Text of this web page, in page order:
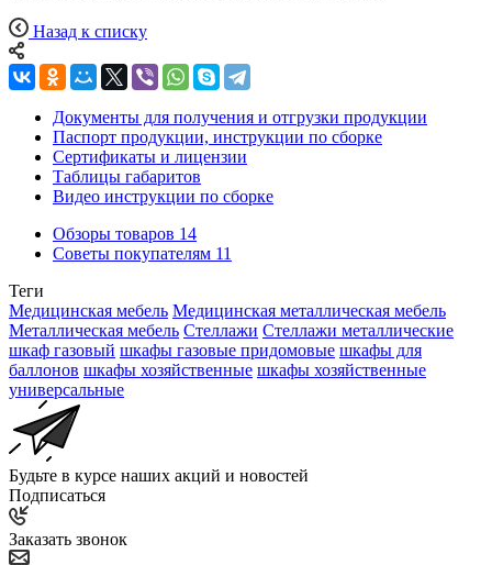
Назад к списку
Документы для получения и отгрузки продукции
Паспорт продукции, инструкции по сборке
Сертификаты и лицензии
Таблицы габаритов
Видео инструкции по сборке
Обзоры товаров 14
Советы покупателям 11
Теги
Медицинская мебель Медицинская металлическая мебель
Металлическая мебель Стеллажи Стеллажи металлические
шкаф газовый шкафы газовые придомовые шкафы для
баллонов шкафы хозяйственные шкафы хозяйственные
универсальные
Будьте в курсе наших акций и новостей
Подписаться
Заказать звонок